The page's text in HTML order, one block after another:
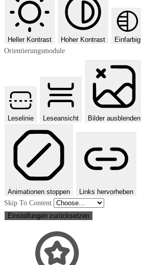
Heller Kontrast Hoher Kontrast
Einfarbig
Orientierungsmodule
Leselinie Leseansicht Bilder ausblenden
Animationen stoppen
Links hervorheben
Skip To Content
Einstellungen zurücksetzen